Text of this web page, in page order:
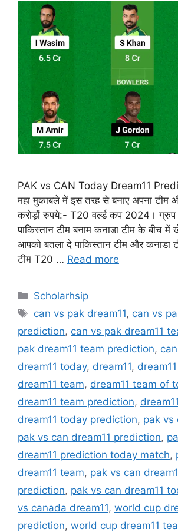
PAK vs CAN Today Dream11
महा मुकाबले में इस तरह से बनाए अपना टीम
करोड़ों रुपये:- T20 वर्ल्ड कप 2024।
पाकिस्तान टीम बनाम कनाडा टीम के बीच में
आपको बतला दे पाकिस्तान टीम और कनाडा
टीम T20 … Read more
Categories
Scholarhsip
Tags
can vs pak dream11, can vs
prediction, can vs pak dream11
pak dream11 team prediction,
dream11 today, dream11,
dream11 team, dream11 team of
dream11 team prediction,
dream11 today prediction, pak vs
pak vs can dream11 prediction,
dream11 prediction today match,
dream11 team, pak vs can
prediction, pak vs can dream11
vs canada dream11, world cup
prediction, world cup dream11